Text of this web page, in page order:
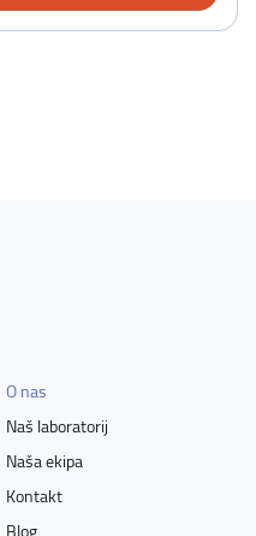
O nas
Naš laboratorij
Naša ekipa
Kontakt